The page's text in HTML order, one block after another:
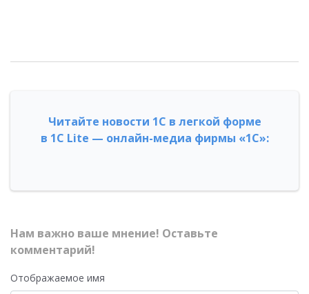
Читайте новости 1С в легкой форме
в 1С Lite — онлайн-медиа фирмы «1С»:
Нам важно ваше мнение! Оставьте
комментарий!
Отображаемое имя